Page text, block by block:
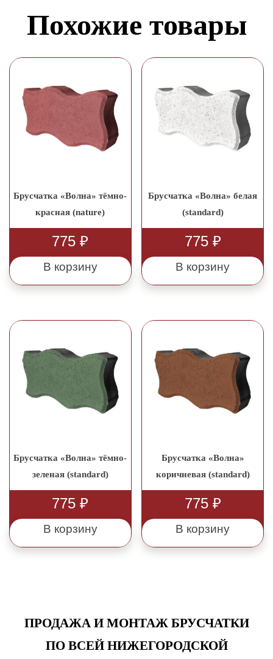
Похожие товары
Брусчатка «Волна» тёмно-
красная (nature)
775₽
В корзину
Брусчатка «Волна» белая
(standard)
775 ₽
В корзину
Брусчатка «Волна» тёмно-
зеленая (standard)
775₽
В корзину
Брусчатка «Волна»
коричневая (standard)
775 ₽
В корзину
ПРОДАЖА И МОНТАЖ БРУСЧАТКИ
ПО ВСЕЙ НИЖЕГОРОДСКОЙ